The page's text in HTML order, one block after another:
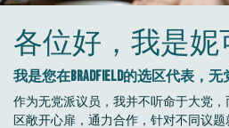
可负担的能源
各位好，我是妮
我是您在Bradfield的选区代表，无
作为无党派议员，我并不听命于大党
区敞开心扉，通力合作，针对不同议题